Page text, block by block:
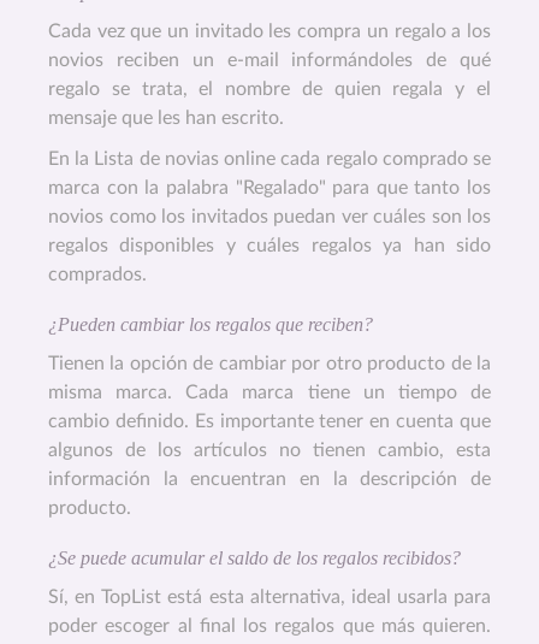
Cada vez que un invitado les compra un regalo a los
novios reciben un e-mail informándoles de qué
regalo se trata, el nombre de quien regala y el
mensaje que les han escrito.
En la Lista de novias online cada regalo comprado se
marca con la palabra "Regalado" para que tanto los
novios como los invitados puedan ver cuáles son los
regalos disponibles y cuáles regalos ya han sido
comprados.
¿Pueden cambiar los regalos que reciben?
Tienen la opción de cambiar por otro producto de la
misma marca. Cada marca tiene un tiempo de
cambio definido. Es importante tener en cuenta que
algunos de los artículos no tienen cambio, esta
información la encuentran en la descripción de
producto.
¿Se puede acumular el saldo de los regalos recibidos?
Sí, en TopList está esta alternativa, ideal usarla para
poder escoger al final los regalos que más quieren.